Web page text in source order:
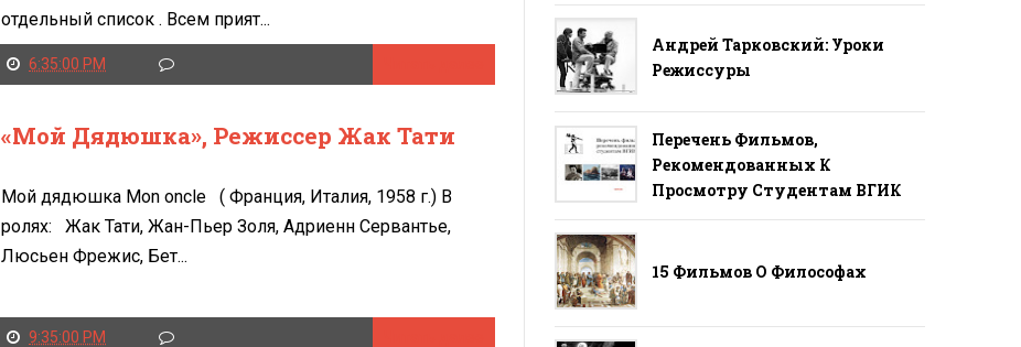
отдельный список . Всем прият...
6:35:00 PM
«Мой Дядюшка», Режиссер Жак Тати
Мой дядюшка Mon oncle ( Франция, Италия, 1958 г.) В
ролях: Жак Тати, Жан-Пьер Золя, Адриенн Сервантье,
Люсьен Фрежис, Бет...
9:35:00 PM
Андрей Тарковский: Уроки
Режиссуры
Перечень Фильмов,
Рекомендованных К
Просмотру Студентам ВГИК
15 Фильмов О Философах